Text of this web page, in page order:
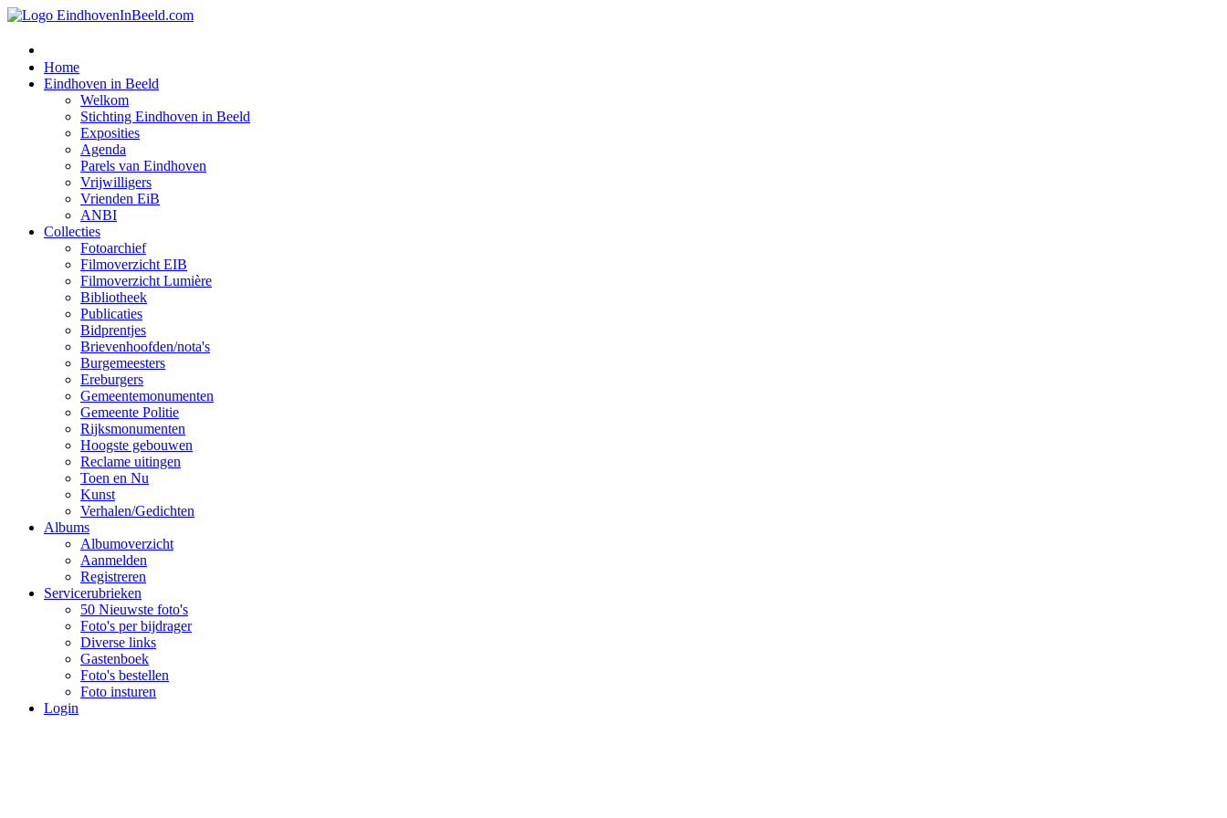
Home
Eindhoven in Beeld
Welkom
Stichting Eindhoven in Beeld
Exposities
Agenda
Parels van Eindhoven
Vrijwilligers
Vrienden EiB
ANBI
Collecties
Fotoarchief
Filmoverzicht EIB
Filmoverzicht Lumière
Bibliotheek
Publicaties
Bidprentjes
Brievenhoofden/nota's
Burgemeesters
Ereburgers
Gemeentemonumenten
Gemeente Politie
Rijksmonumenten
Hoogste gebouwen
Reclame uitingen
Toen en Nu
Kunst
Verhalen/Gedichten
Albums
Albumoverzicht
Aanmelden
Registreren
Servicerubrieken
50 Nieuwste foto's
Foto's per bijdrager
Diverse links
Gastenboek
Foto's bestellen
Foto insturen
Login